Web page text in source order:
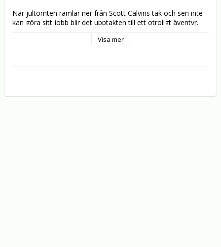
När jultomten ramlar ner från Scott Calvins tak och sen inte
kan göra sitt jobb blir det upptakten till ett otroligt äventyr.
tomtedräkten, och med tomtens åtta renar drar de sen till
Charlie, som tycker att hans pappa är som klippt och skuren
Visa mer